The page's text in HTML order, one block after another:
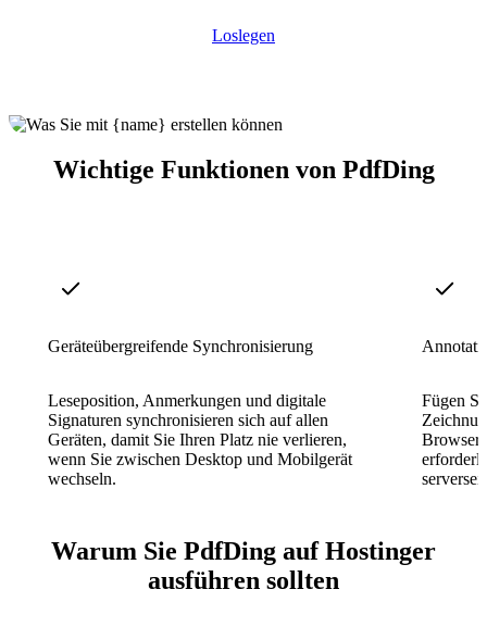
Loslegen
Wichtige Funktionen von PdfDing
Geräteübergreifende Synchronisierung
Leseposition, Anmerkungen und digitale
Signaturen synchronisieren sich auf allen
Geräten, damit Sie Ihren Platz nie verlieren,
wenn Sie zwischen Desktop und Mobilgerät
wechseln.
Fügen
Browser
Warum Sie PdfDing auf Hostinger
ausführen sollten